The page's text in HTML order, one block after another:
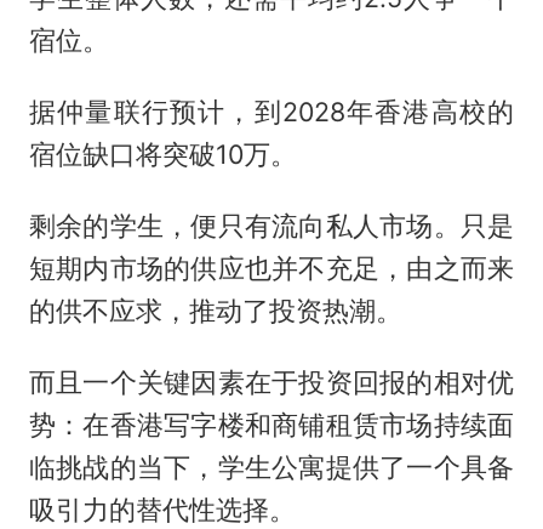
宿位。
据仲量联行预计，到2028年香港高校的
宿位缺口将突破10万。
剩余的学生，便只有流向私人市场。只是
短期内市场的供应也并不充足，由之而来
的供不应求，推动了投资热潮。
而且一个关键因素在于投资回报的相对优
势：在香港写字楼和商铺租赁市场持续面
临挑战的当下，学生公寓提供了一个具备
吸引力的替代性选择。